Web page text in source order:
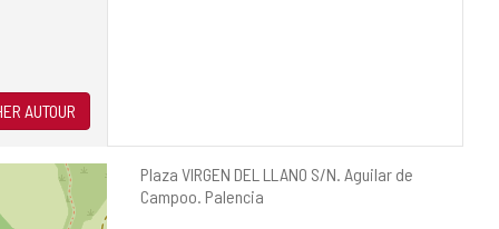
Adresse
postale
Plaza VIRGEN DEL LLANO S/N. Aguilar de
Campoo. Palencia
AUTOUR